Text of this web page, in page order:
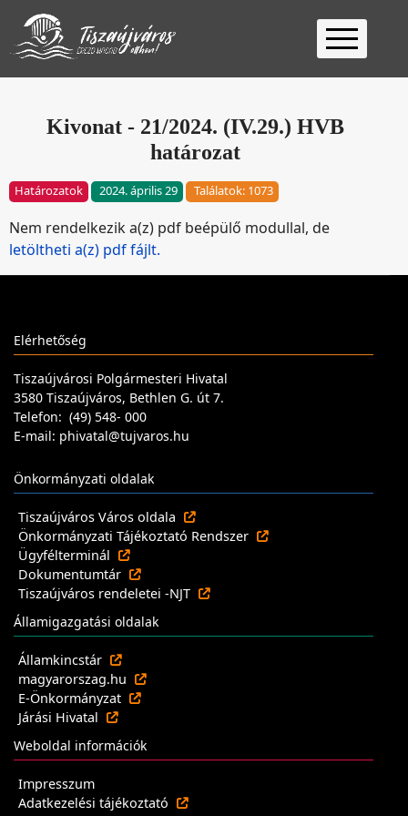
Kezdőlap
Ügyfélfogadás
Kivonat - 21/2024. (IV.29.) HVB
határozat
Határozatok 2024. április 29 Találatok: 1073
Nem rendelkezik a(z) pdf beépülő modullal, de
letöltheti a(z) pdf fájlt.
Elérhetőség
Tiszaújvárosi Polgármesteri Hivatal
3580 Tiszaújváros, Bethlen G. út 7.
Telefon: (49) 548- 000
E-mail: phivatal@tujvaros.hu
Önkormányzati oldalak
Tiszaújváros Város oldala
Önkormányzati Tájékoztató Rendszer
Ügyfélterminál
Dokumentumtár
Tiszaújváros rendeletei -NJT
Államigazgatási oldalak
Államkincstár
magyarorszag.hu
E-Önkormányzat
Járási Hivatal
Weboldal információk
Impresszum
Adatkezelési tájékoztató